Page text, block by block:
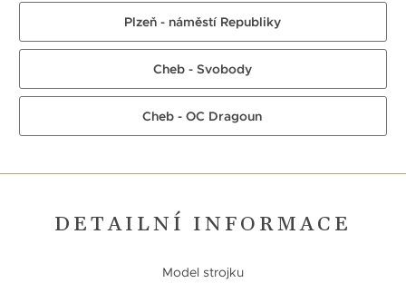
Plzeň - náměstí Republiky
Cheb - Svobody
Cheb - OC Dragoun
DETAILNÍ INFORMACE
Model strojku